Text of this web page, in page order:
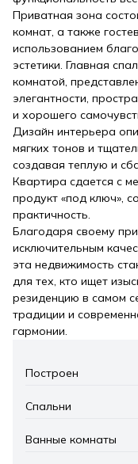
Приватная зона
комнат, а также
использованием
эстетики. Главная
комнатой,
элегантности,
и хорошего
Дизайн интерьера
мягких тонов и
создавая теплую и
Квартира сдается с
продукт «под ключ»,
практичность.
Благодаря своему
исключительным
эта недвижимость
для тех, кто ищет
резиденцию в самом
традиции и
гармонии.
Построен
Спальни
Ванные комнаты